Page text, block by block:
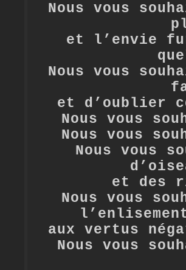
Nous vous
et l’envie
Nous vous
et d’oublier
Nous vous
Nous vous
Nous vous
et des
Nous vous
aux vertus
Nous vous